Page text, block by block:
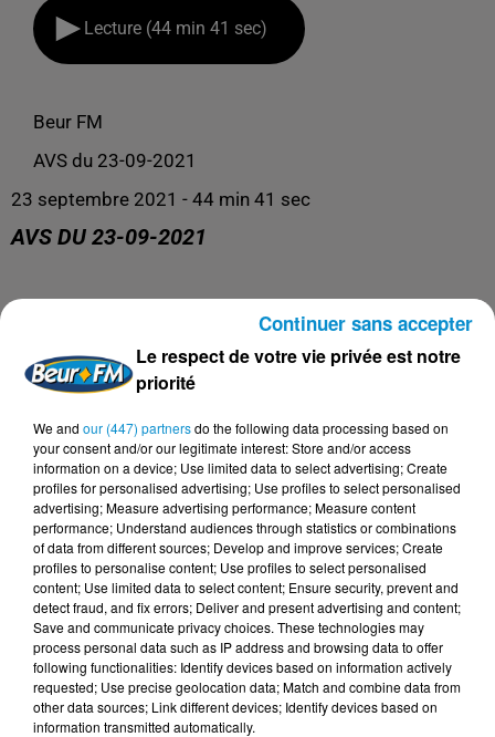
Lecture (44 min 41 sec)
Beur FM
AVS du 23-09-2021
23 septembre 2021 - 44 min 41 sec
AVS DU 23-09-2021
AVS
DERNIERS PODCASTS
24 juillet 2026
Les Zinformés - 24/07/26
Le respect de votre vie privée est notre
priorité
We and our (447) partnersdo the following data processing based on
your consent and/or our legitimate interest: Store and/or access
information on a device; Use limited data to select advertising; Create
profiles for personalised advertising; Use profiles to select personalised
advertising; Measure advertising performance; Measure content
performance; Understand audiences through statistics or combinations
of data from different sources; Develop and improve services; Create
profiles to personalise content; Use profiles to select personalised
content; Use limited data to select content; Ensure security, prevent and
detect fraud, and fix errors; Deliver and present advertising and content;
Save and communicate privacy choices. These technologies may
process personal data such as IP address and browsing data to offer
following functionalities: Identify devices based on information actively
requested; Use precise geolocation data; Match and combine data from
other data sources; Link different devices; Identify devices based on
information transmitted automatically.
Continuer sans accepter